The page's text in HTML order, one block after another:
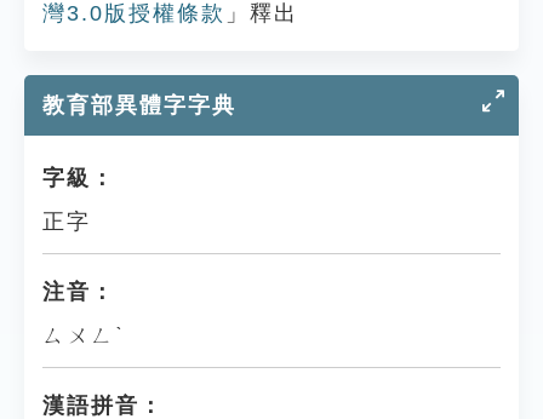
灣3.0版授權條款 」釋出
教育部異體字字典
字級：
正字
注音：
ㄙㄨㄥˋ
漢語拼音：